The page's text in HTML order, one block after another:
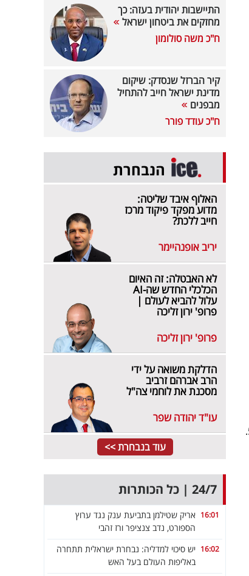
ועמית סגל רשמה אמש 8.5%. מייד אחריה המטה של רשת 13 בהגשת איילה חסון עם אחוז נמוך יחסית – 5.3%.
התיישבות יהודית בעזה: כך
מחזקים את ביטחון ישראל
ח"כ משה סולומון
קיר הברזל שנסדק: שיקום
מדינת ישראל חייב להתחיל
מבפנים
ח"כ עודד פורר
הנבחרת
האלוף איבד שליטה:
מדוע מפקד פיקוד מרכז
חייב ללכת?
יריב אופנהיימר
לא האבטלה: זה האיום
הכלכלי החדש שה-AI
עלול להביא לעולם |
פרופ' ירון זליכה
פרופ' ירון זליכה
הדלקת משואה על ידי
הרב אברהם זרביב
מסכנת את לוחמי צה"ל
עו"ד יהודה שפר
עוד בנבחרת >>
24/7 | כל הכותרות
16:01 אריק שטילמן בתביעת ענק נגד ערוץ
הספורט, נדב צנציפר ורז זהבי
16:02 יש סיכוי למדליה: נבחרת ישראלית תתחרה
באליפות העולם בעל האש